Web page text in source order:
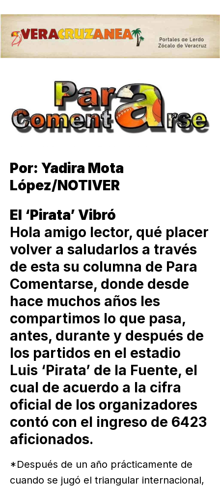
Por: Yadira Mota
López/NOTIVER
El ‘Pirata’ Vibró
Hola amigo lector, qué placer
volver a saludarlos a través
de esta su columna de Para
Comentarse, donde desde
hace muchos años les
compartimos lo que pasa,
antes, durante y después de
los partidos en el estadio
Luis ‘Pirata’ de la Fuente, el
cual de acuerdo a la cifra
oficial de los organizadores
contó con el ingreso de 6423
aficionados.
*Después de un año prácticamente de
cuando se jugó el triangular internacional,